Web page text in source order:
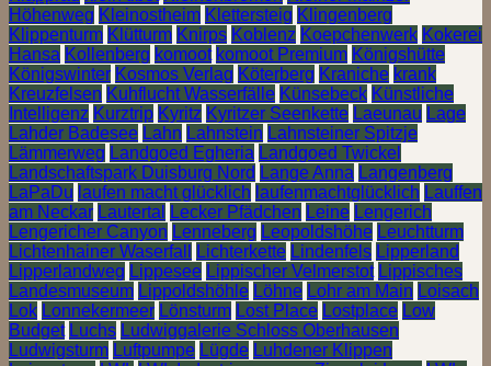
Höhenweg Kleinostheim Klettersteig Klingenberg
Klippenturm Klütturm Knirps Koblenz Koepchenwerk Kokerei
Hansa Kollenberg komoot komoot Premium Königshütte
Königswinter Kosmos Verlag Köterberg Kraniche krank
Kreuzfelsen Kuhflucht Wasserfälle Künsebeck Künstliche
Intelligenz Kurztrip Kyritz Kyritzer Seenkette Laeunau Lage
Lahder Badesee Lahn Lahnstein Lahnsteiner Spitzje
Lämmerweg Landgoed Egheria Landgoed Twickel
Landschaftspark Duisburg Nord Lange Anna Langenberg
LaPaDu laufen macht glücklich laufenmachtglücklich Lauffen
am Neckar Lautertal Lecker Pfädchen Leine Lengerich
Lengericher Canyon Lenneberg Leopoldshöhe Leuchtturm
Lichtenhainer Waserfall
Lichterkette Lindenfels Lipperland
Lipperlandweg Lippesee Lippischer Velmerstot Lippisches
Landesmuseum Lippoldshöhle Löhne Lohr am Main Loisach
Lok Lonnekermeer Lönsturm Lost Place Lostplace Low
Budget Luchs Ludwiggalerie Schloss Oberhausen
Ludwigsturm Luftpumpe Lügde Luhdener Klippen